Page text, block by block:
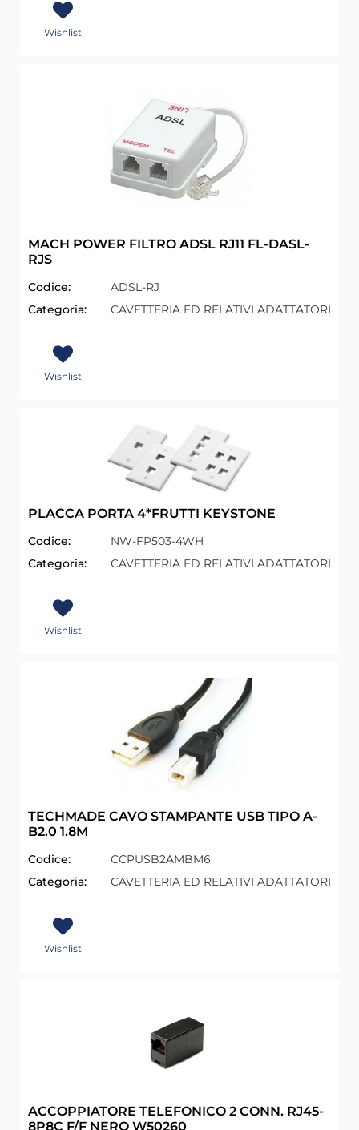
Wishlist
MACH POWER FILTRO ADSL RJ11 FL-DASL-
RJS
Codice:
ADSL-RJ
Categoria:
CAVETTERIA ED RELATIVI ADATTATORI
Wishlist
PLACCA PORTA 4*FRUTTI KEYSTONE
Codice:
NW-FP503-4WH
Categoria:
CAVETTERIA ED RELATIVI ADATTATORI
Wishlist
TECHMADE CAVO STAMPANTE USB TIPO A-
B2.0 1.8M
Codice:
CCPUSB2AMBM6
Categoria:
CAVETTERIA ED RELATIVI ADATTATORI
Wishlist
ACCOPPIATORE TELEFONICO 2 CONN. RJ45-
8P8C F/F NERO W50260